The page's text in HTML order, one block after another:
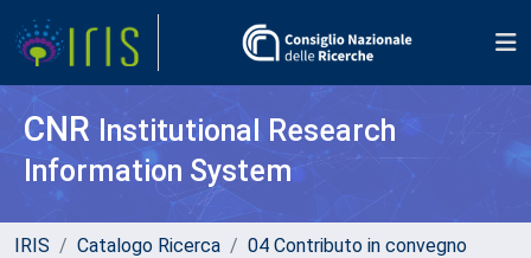
CNR Institutional Research
Information System
IRIS Catalogo Ricerca
04 Contributo in convegno